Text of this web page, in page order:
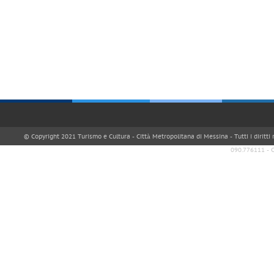
© Copyright 2021 Turismo e Cultura - Città Metropolitana di Messina - Tutti i diritti
090.776111 -